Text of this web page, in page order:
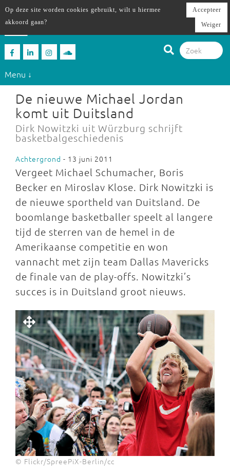
Menu ↓
De nieuwe Michael Jordan
komt uit Duitsland
Dirk Nowitzki uit Würzburg schrijft
basketbalgeschiedenis
Achtergrond - 13 juni 2011
Vergeet Michael Schumacher, Boris
Becker en Miroslav Klose. Dirk Nowitzki is
de nieuwe sportheld van Duitsland. De
boomlange basketballer speelt al langere
tijd de sterren van de hemel in de
Amerikaanse competitie en won
vannacht met zijn team Dallas Mavericks
de finale van de play-offs. Nowitzki’s
succes is in Duitsland groot nieuws.
© Flickr/SpreePiX-Berlin/cc
Op deze site worden cookies gebruikt, wilt u hiermee
akkoord gaan?
Accepteer
Weiger